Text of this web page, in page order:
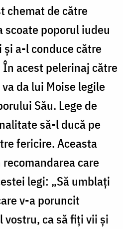
chemat de către
scoate poporul iudeu
a-l conduce către
acest pelerinaj către
da lui Moise legile
Său. Lege de
să-l ducă pe
fericire. Aceasta
care
legi: „Să umblaţi
v-a poruncit
vostru, ca să fiţi vii şi